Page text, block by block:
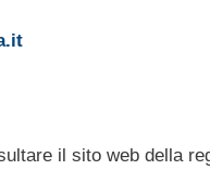
il sito web della